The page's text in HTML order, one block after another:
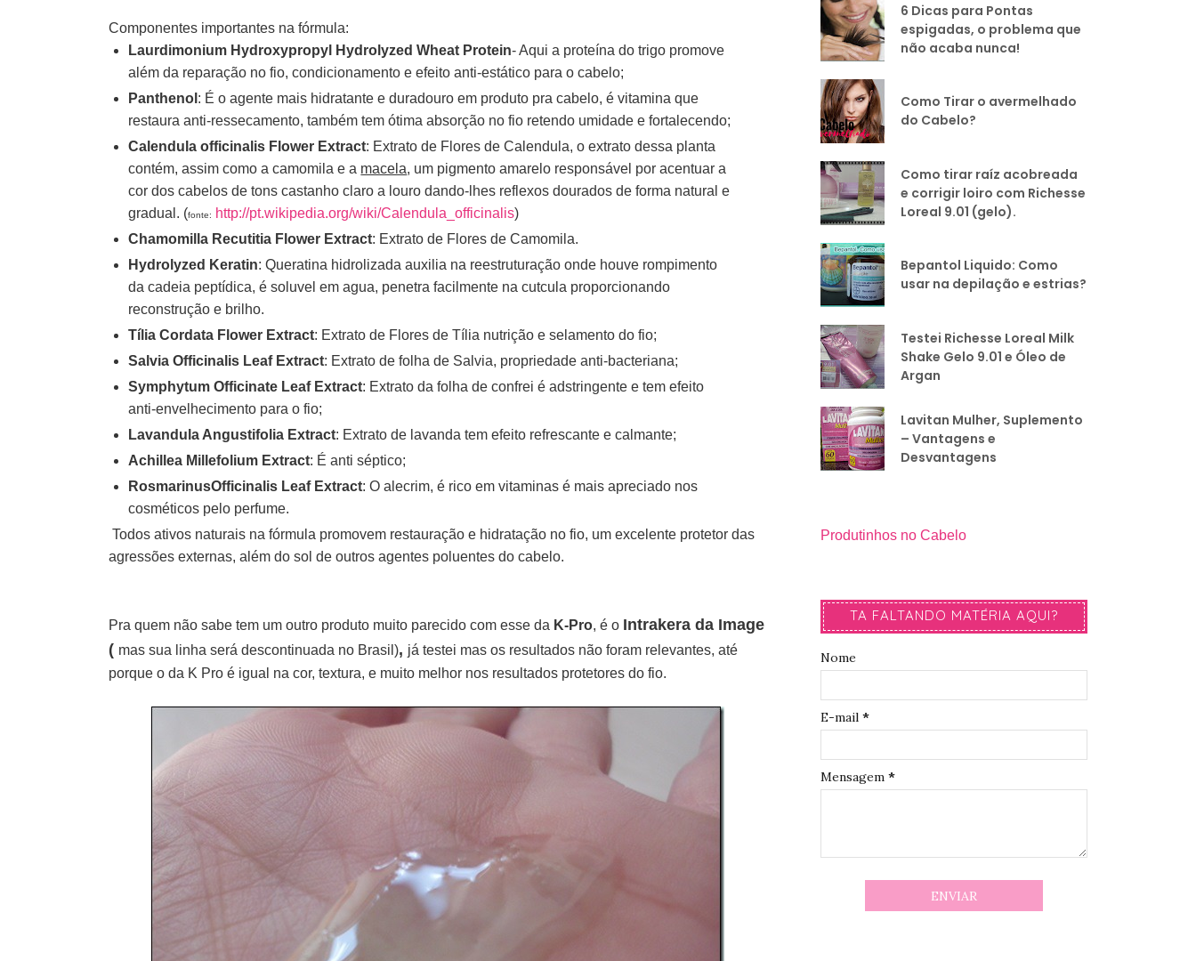
Componentes importantes na fórmula:
Laurdimonium Hydroxypropyl Hydrolyzed Wheat Protein- Aqui a proteína do trigo promove
além da reparação no fio, condicionamento e efeito anti-estático para o cabelo;
Panthenol : É o agente mais hidratante e duradouro em produto pra cabelo, é vitamina que
restaura anti-ressecamento, também tem ótima absorção no fio retendo umidade e fortalecendo;
Calendula officinalis Flower Extract: Extrato de Flores de Calendula, o extrato dessa planta
contém, assim como a camomila e a macela, um pigmento amarelo responsável por acentuar a
cor dos cabelos de tons castanho claro a louro dando-lhes reflexos dourados de forma natural e
gradual. (fonte: http://pt.wikipedia.org/wiki/Calendula_officinalis)
Chamomilla Recutitia Flower Extract: Extrato de Flores de Camomila.
Hydrolyzed Keratin: Queratina hidrolizada auxilia na reestruturação onde houve rompimento
da cadeia peptídica, é soluvel em agua, penetra facilmente na cutcula proporcionando
reconstrução e brilho.
Tília Cordata Flower Extract: Extrato de Flores de Tília nutrição e selamento do fio;
Salvia Officinalis Leaf Extract: Extrato de folha de Salvia, propriedade anti-bacteriana;
Symphytum Officinate Leaf Extract: Extrato da folha de confrei é adstringente e tem efeito
anti-envelhecimento para o fio;
Lavandula Angustifolia Extract: Extrato de lavanda tem efeito refrescante e calmante;
Achillea Millefolium Extract: É anti séptico;
RosmarinusOfficinalis Leaf Extract: O alecrim, é rico em vitaminas é mais apreciado nos
cosméticos pelo perfume.
Todos ativos naturais na fórmula promovem restauração e hidratação no fio, um excelente protetor das
agressões externas, além do sol de outros agentes poluentes do cabelo.
Pra quem não sabe tem um outro produto muito parecido com esse da K-Pro, é o Intrakera da Image
( mas sua linha será descontinuada no Brasil), já testei mas os resultados não foram relevantes, até
porque o da K Pro é igual na cor, textura, e muito melhor nos resultados protetores do fio.
6 Dicas para Pontas
espigadas, o problema que
não acaba nunca!
Como Tirar o avermelhado
do Cabelo?
Como tirar raíz acobreada
e corrigir loiro com Richesse
Loreal 9.01 (gelo).
Bepantol Liquido: Como
usar na depilação e estrias?
Testei Richesse Loreal Milk
Shake Gelo 9.01 e Óleo de
Argan
Lavitan Mulher, Suplemento
– Vantagens e
Desvantagens
Produtinhos no Cabelo
TA FALTANDO MATÉRIA AQUI?
Nome
E-mail *
Mensagem *